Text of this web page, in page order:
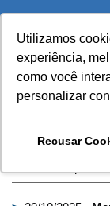
Utilizamos
experiência,
como você
personalizar
Recusar
to Content